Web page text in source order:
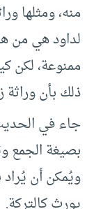
منه، ومثلها
لداود هي من
ممنوعة، لكن
ذلك بأن وراثة
جاء في
بصيغة الجمع
ويُمكن أن